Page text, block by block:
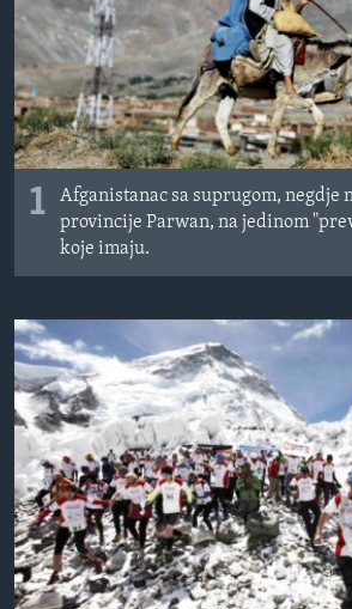
MAGAZIN
O GLASU AMERIKE
Learning English
PRATITE NAS
1
Afganistanac sa suprugom, negdje
provincije Parwan, na jedinom
koje imaju.